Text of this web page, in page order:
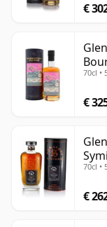
€
70cl •
€
70cl •
€